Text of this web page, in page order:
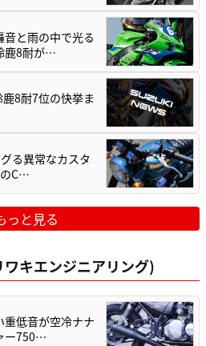
音と雨の中で光る
鹿8耐が…
8耐7位の快挙ま
る異常なカスタ
のC…
っと見る
キエンジニアリング)
低音が空冷ナナ
ー750…